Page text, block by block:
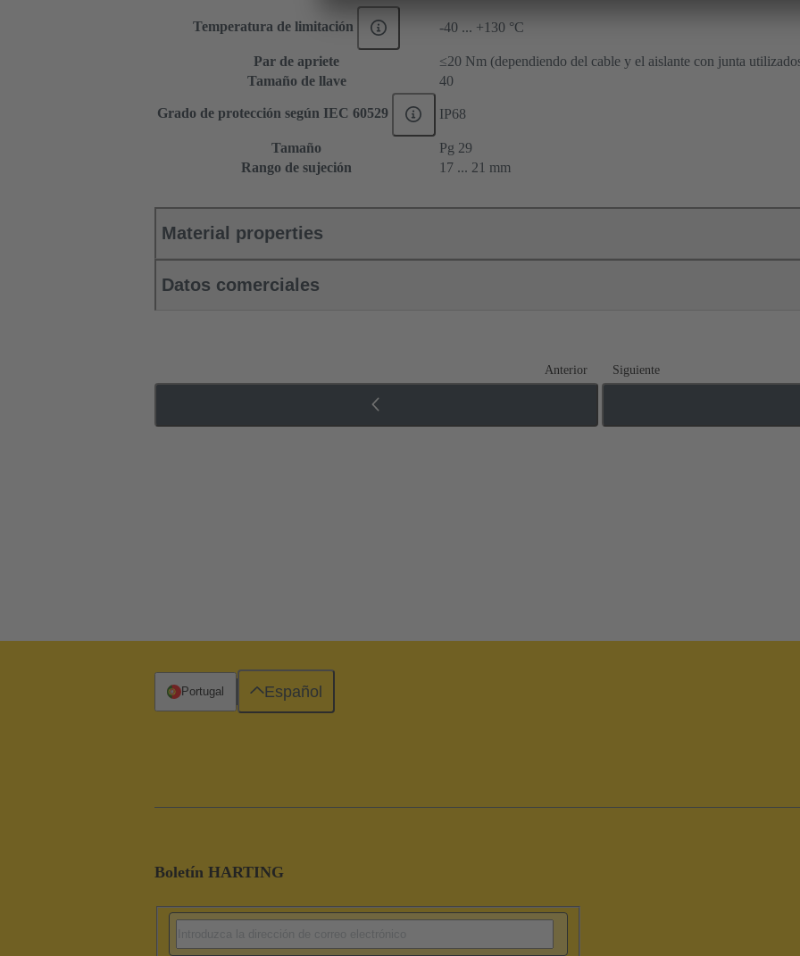
Temperatura de limitación -40 ... +130 °C
Par de apriete
≤20 Nm (dependiendo del cable y el aislante con junta
Tamaño de llave
40
Grado de protección según IEC 60529 IP68
Tamaño
Pg 29
Rango de sujeción
17 ... 21 mm
Material properties
Datos comerciales
Anterior Siguiente
Boletín HARTING
Portugal Español